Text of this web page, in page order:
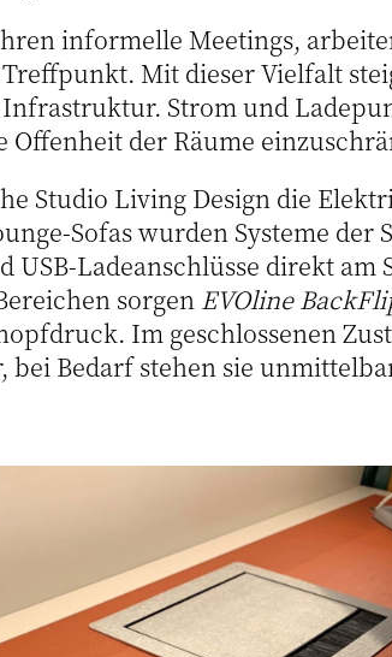
informelle Meetings,
Mit dieser Vielfalt
Strom und
der Räume
Studio Living Design die
Sofas wurden Systeme der
USB-Ladeanschlüsse direkt am
sorgen EVOline
Im geschlossenen
bei Bedarf stehen sie